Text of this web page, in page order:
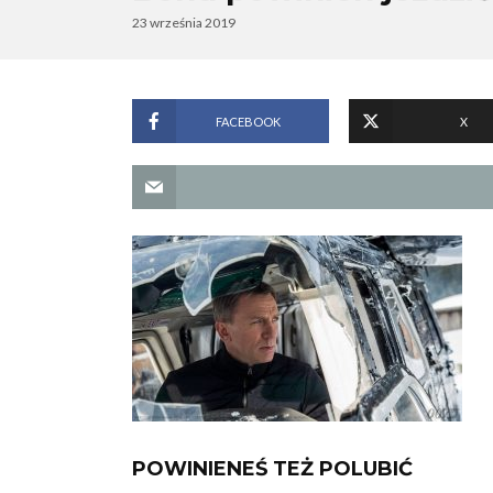
23 września 2019
FACEBOOK X
POWINIENEŚ TEŻ POLUBIĆ